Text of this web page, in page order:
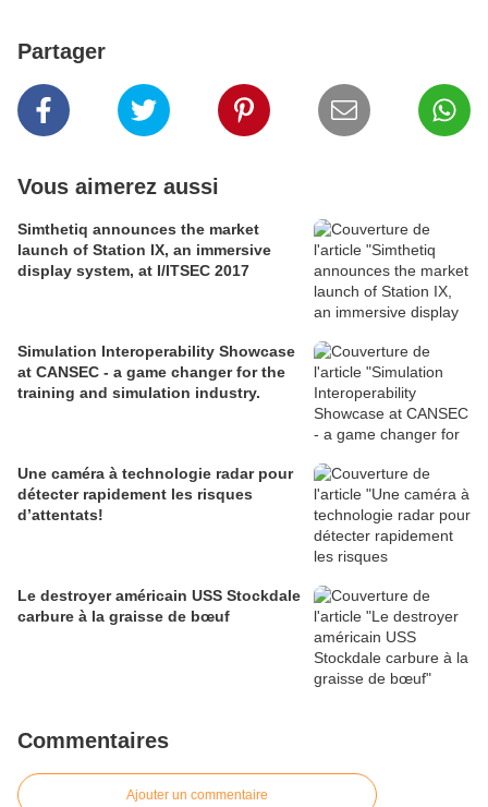
Partager
Vous aimerez aussi
Simthetiq announces the market
launch of Station IX, an immersive
display system, at I/ITSEC 2017
Simulation Interoperability Showcase
at CANSEC - a game changer for the
training and simulation industry.
Une caméra à technologie radar pour
détecter rapidement les risques
d’attentats!
Le destroyer américain USS Stockdale
carbure à la graisse de bœuf
Commentaires
Ajouter un commentaire